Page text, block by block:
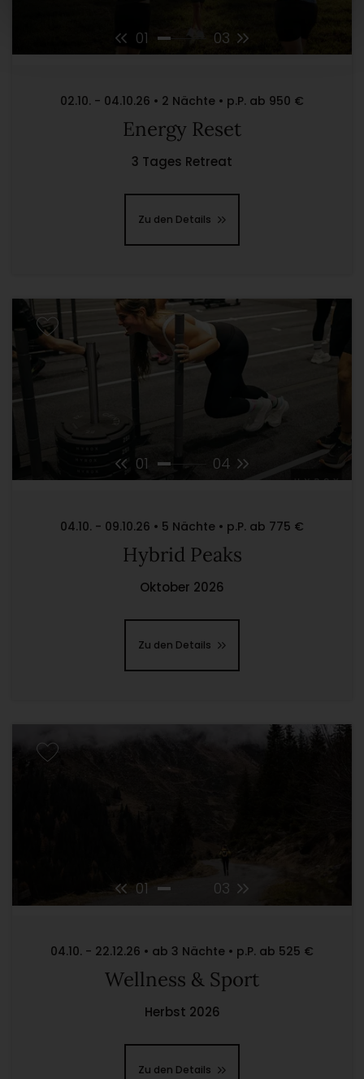
01 03
02.10. - 04.10.26 • 2 Nächte • p.P. ab 950 €
Energy Reset
3 Tages Retreat
Zu den Details
01 04
04.10. - 09.10.26 • 5 Nächte • p.P. ab 775 €
Hybrid Peaks
Oktober 2026
Zu den Details
01 03
04.10. - 22.12.26 • ab 3 Nächte • p.P. ab 525 €
Wellness & Sport
Herbst 2026
Zu den Details